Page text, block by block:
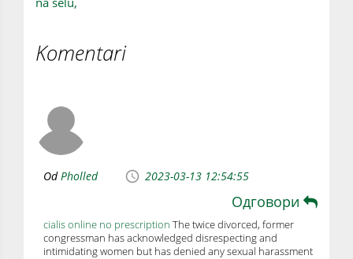
Komentari
OdPholled 2023-03-13 12:54:55
Одговори
cialis online no prescription The twice divorced, former
congressman has acknowledged disrespecting and
intimidating women but has denied any sexual harassment